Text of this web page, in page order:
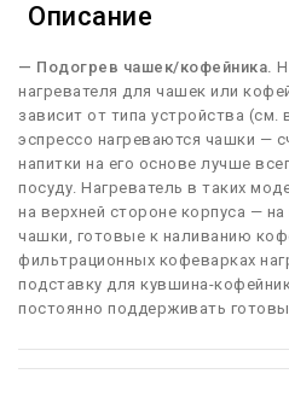
Описание
— Подогрев чашек/кофейника.
нагревателя для чашек или
зависит от типа устройства
эспрессо нагреваются чашки —
напитки на его основе лучше
посуду. Нагреватель в таких
на верхней стороне корпуса —
чашки, готовые к наливанию
фильтрационных кофеварках
подставку для кувшина-
постоянно поддерживать